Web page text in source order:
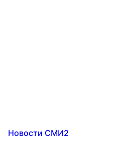
Новости СМИ2